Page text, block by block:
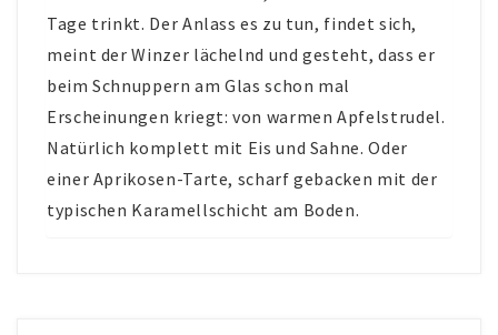
Tage trinkt. Der Anlass es zu tun, findet sich,
meint der Winzer lächelnd und gesteht, dass er
beim Schnuppern am Glas schon mal
Erscheinungen kriegt: von warmen Apfelstrudel.
Natürlich komplett mit Eis und Sahne. Oder
einer Aprikosen-Tarte, scharf gebacken mit der
typischen Karamellschicht am Boden.